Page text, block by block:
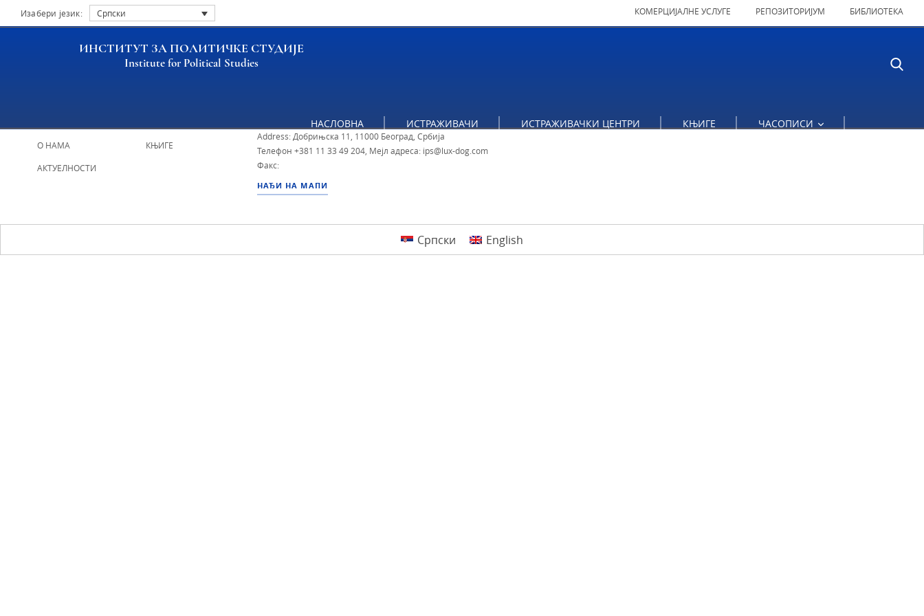
Изабери језик: Српски КОМЕРЦИЈАЛНЕ УСЛУГЕ РЕПОЗИТОРИЈУМ БИБЛИОТЕКА
ИНСТИТУТ ЗА ПОЛИТИЧКЕ СТУДИЈЕ
Institute for Political Studies
НАСЛОВНА ИСТРАЖИВАЧИ ИСТРАЖИВАЧКИ ЦЕНТРИ КЊИГЕ ЧАСОПИСИ
О НАМА
АКТУЕЛНОСТИ
КЊИГЕ
ИПС - Институт за политичке студије
Address: Добрињска 11, 11000 Београд, Србија
Телефон +381 11 33 49 204, Мејл адреса: ips@lux-dog.com
Факс:
НАЂИ НА МАПИ
Српски English